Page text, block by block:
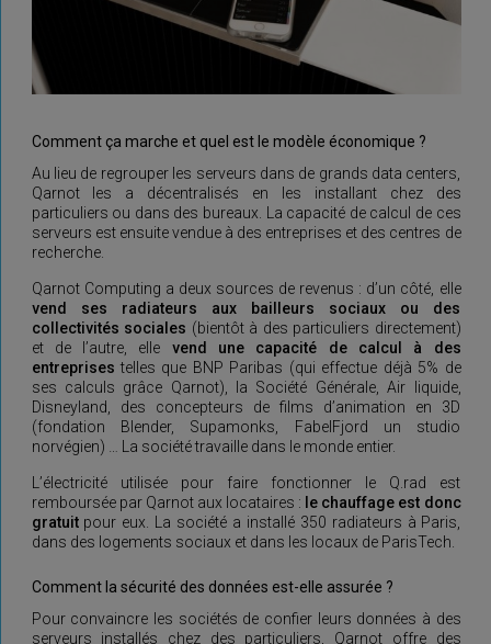
Comment ça marche et quel est le modèle économique ?
Au lieu de regrouper les serveurs dans de grands data centers,
Qarnot les a décentralisés en les installant chez des
particuliers ou dans des bureaux. La capacité de calcul de ces
serveurs est ensuite vendue à des entreprises et des centres de
recherche.
Qarnot Computing a deux sources de revenus : d’un côté, elle
vend ses radiateurs aux bailleurs sociaux ou des
collectivités sociales (bientôt à des particuliers directement)
et de l’autre, elle vend une capacité de calcul à des
entreprises telles que BNP Paribas (qui effectue déjà 5% de
ses calculs grâce Qarnot), la Société Générale, Air liquide,
Disneyland, des concepteurs de films d’animation en 3D
(fondation Blender, Supamonks, FabelFjord un studio
norvégien) … La société travaille dans le monde entier.
L’électricité utilisée pour faire fonctionner le Q.rad est
remboursée par Qarnot aux locataires : le chauffage est donc
gratuitpour eux. La société a installé 350 radiateurs à Paris,
dans des logements sociaux et dans les locaux de ParisTech.
Comment la sécurité des données est-elle assurée ?
Pour convaincre les sociétés de confier leurs données à des
serveurs installés chez des particuliers, Qarnot offre des